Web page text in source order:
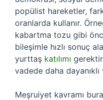
popülist hareketler,
oranlarda kullanır.
kabartma tozu gibi
bileşimle hızlı sonuç
yurttaş katılımı
vadede daha
Meşruiyet kavramı